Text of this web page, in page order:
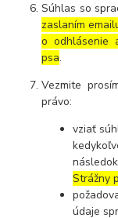
Súhlas so
zaslaním
o odhlásenie
psa.
Vezmite
právo:
vziať
Strážny
údaje